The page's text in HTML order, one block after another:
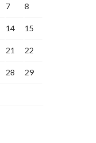
7 8
14 15
21 22
28 29